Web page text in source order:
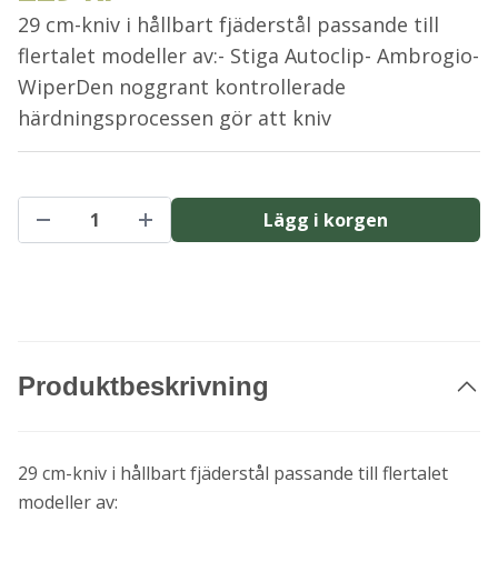
29 cm-kniv i hållbart fjäderstål passande till
flertalet modeller av:- Stiga Autoclip- Ambrogio-
WiperDen noggrant kontrollerade
härdningsprocessen gör att kniv
Lägg i korgen
Produktbeskrivning
29 cm-kniv i hållbart fjäderstål passande till flertalet
modeller av: